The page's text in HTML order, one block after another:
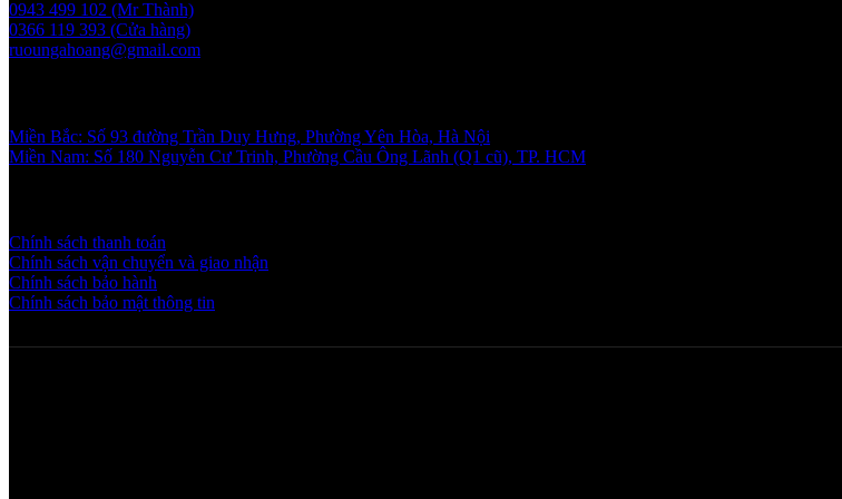
0943 499 102 (Mr Thành)
0366 119 393 (Cửa hàng)
ruoungahoang@gmail.com
Miền Bắc: Số 93 đường Trần Duy Hưng, Phường Yên Hòa, Hà Nội
Miền Nam: Số 180 Nguyễn Cư Trinh, Phường Cầu Ông Lãnh (Q1 cũ), TP. HCM
Chính sách thanh toán
Chính sách vận chuyển và giao nhận
Chính sách bảo hành
Chính sách bảo mật thông tin